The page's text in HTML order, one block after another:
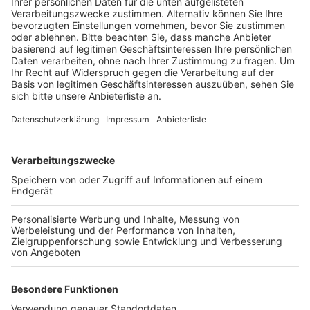
Veröffentlicht:Freitag, 26.07.2024 15:13
Anzeige
Gefragt sind Gastro-Partner mit eigenen Foodtrucks
für die Foodmeile. Das Stadtfest in Elsdorf findet am
Animationsstände, Angebote zum Ausprobieren und
Mitmachen, eine DJ-Area und die Foodmeile.
Außerdem wird auf dem Stadtfest der Sport- und
Bewegungspark offiziell eröffnet. Die Stadt erwartet
zu dem Fest rund 7.000 Besucher. Interessierte
Foodtruck-Besitzer können sich bei Robert
Wassenberg im Rathaus entweder telefonisch unter 0
22 74 - 709 133 oder per Mail an